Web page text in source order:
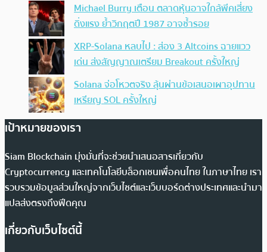
Michael Burry เตือน ตลาดหุ้นอาจใกล้พีคเสี่ยง
ดิ่งแรง ย้ำวิกฤตปี 1987 อาจซ้ำรอย
XRP-Solana หลบไป : ส่อง 3 Altcoins ฉายแวว
เด่น ส่งสัญญาณเตรียม Breakout ครั้งใหญ่
Solana จ่อโหวตจริง ลุ้นผ่านข้อเสนอเผาอุปทาน
เหรียญ SOL ครั้งใหญ่
เป้าหมายของเรา
Siam Blockchain มุ่งมั่นที่จะช่วยนำเสนอสารเกี่ยวกับ
Cryptocurrency และเทคโนโลยีบล็อกเชนเพื่อคนไทย ในภาษาไทย เรา
รวบรวมข้อมูลส่วนใหญ่จากเว็บไซต์และเว็บบอร์ดต่างประเทศและนำมา
แปลส่งตรงถึงฟีดคุณ
เกี่ยวกับเว็บไซต์นี้